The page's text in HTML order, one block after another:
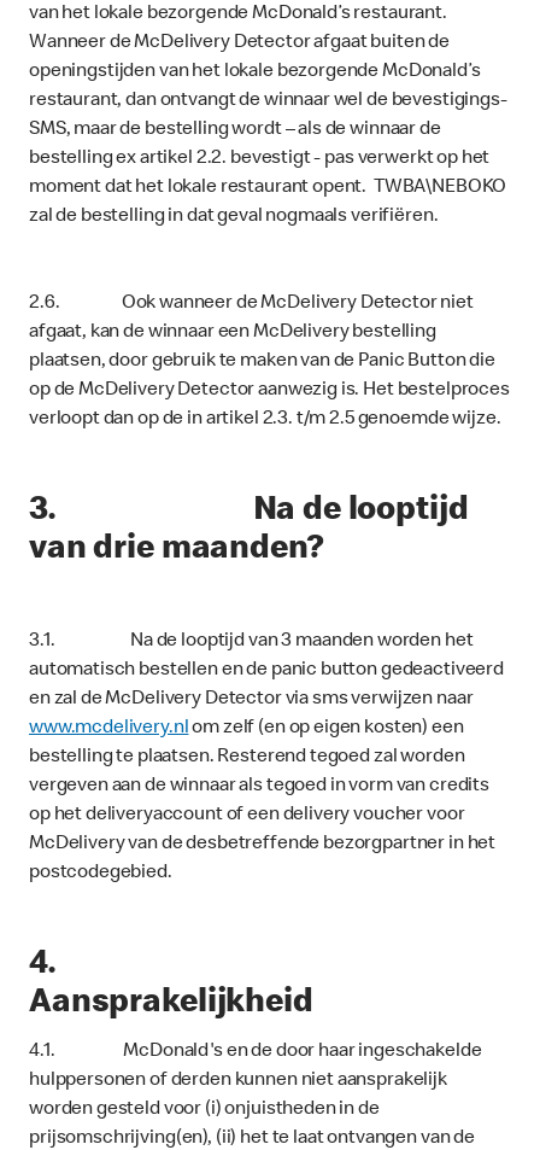
van het lokale bezorgende McDonald’s restaurant.
Wanneer de McDelivery Detector afgaat buiten de
openingstijden van het lokale bezorgende McDonald’s
restaurant, dan ontvangt de winnaar wel de bevestigings-
SMS, maar de bestelling wordt – als de winnaar de
bestelling ex artikel 2.2. bevestigt - pas verwerkt op het
moment dat het lokale restaurant opent. TWBA\NEBOKO
zal de bestelling in dat geval nogmaals verifiëren.
2.6. Ook wanneer de McDelivery Detector niet
afgaat, kan de winnaar een McDelivery bestelling
plaatsen, door gebruik te maken van de Panic Button die
op de McDelivery Detector aanwezig is. Het bestelproces
verloopt dan op de in artikel 2.3. t/m 2.5 genoemde wijze.
3. Na de looptijd
van drie maanden?
3.1. Na de looptijd van 3 maanden worden het
automatisch bestellen en de panic button gedeactiveerd
en zal de McDelivery Detector via sms verwijzen naar
www.mcdelivery.nlom zelf (en op eigen kosten) een
bestelling te plaatsen. Resterend tegoed zal worden
vergeven aan de winnaar als tegoed in vorm van credits
op het deliveryaccount of een delivery voucher voor
McDelivery van de desbetreffende bezorgpartner in het
postcodegebied.
4.
Aansprakelijkheid
4.1. McDonald's en de door haar ingeschakelde
hulppersonen of derden kunnen niet aansprakelijk
worden gesteld voor (i) onjuistheden in de
prijsomschrijving(en), (ii) het te laat ontvangen van de